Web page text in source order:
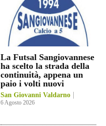
La Futsal Sangiovannese
ha scelto la strada della
continuità, appena un
paio i volti nuovi
San Giovanni Valdarno
6 Agosto 2026